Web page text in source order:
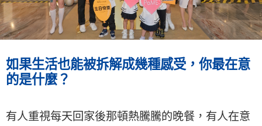
如果生活也能被拆解成幾種感受，你最在意
的是什麼？
有人重視每天回家後那頓熱騰騰的晚餐，有人在意